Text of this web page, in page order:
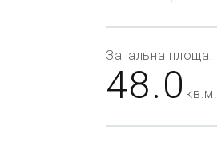
Загальна площа:
48.0 кв.м.